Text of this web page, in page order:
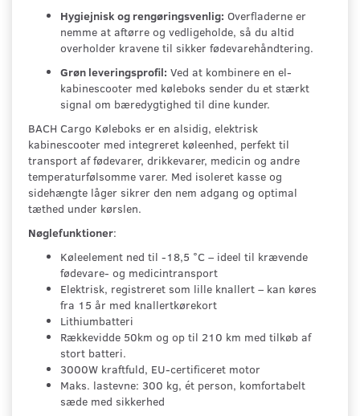
Hygiejnisk og rengøringsvenlig: Overfladerne er
nemme at aftørre og vedligeholde, så du altid
overholder kravene til sikker fødevarehåndtering.
Grøn leveringsprofil: Ved at kombinere en el-
kabinescooter med køleboks sender du et stærkt
signal om bæredygtighed til dine kunder.
BACH Cargo Køleboks er en alsidig, elektrisk
kabinescooter med integreret køleenhed, perfekt til
transport af fødevarer, drikkevarer, medicin og andre
temperaturfølsomme varer. Med isoleret kasse og
sidehængte låger sikrer den nem adgang og optimal
tæthed under kørslen.
Nøglefunktioner:
Køleelement ned til -18,5 °C – ideel til krævende
fødevare- og medicintransport
Elektrisk, registreret som lille knallert – kan køres
fra 15 år med knallertkørekort
Lithiumbatteri
Rækkevidde 50km og op til 210 km med tilkøb af
stort batteri.
3000W kraftfuld, EU-certificeret motor
Maks. lastevne: 300 kg, ét person, komfortabelt
sæde med sikkerhed